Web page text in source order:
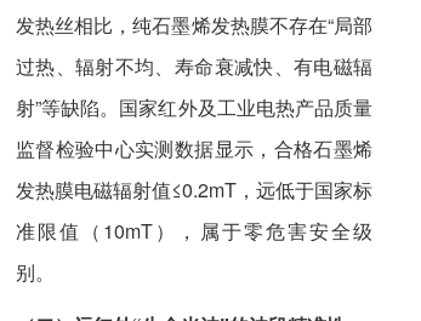
发热丝相比，纯石墨烯发热膜不存在“局部
过热、辐射不均、寿命衰减快、有电磁辐
射”等缺陷。国家红外及工业电热产品质量
监督检验中心实测数据显示，合格石墨烯
发热膜电磁辐射值≤0.2mT，远低于国家标
准限值（10mT），属于零危害安全级
别。